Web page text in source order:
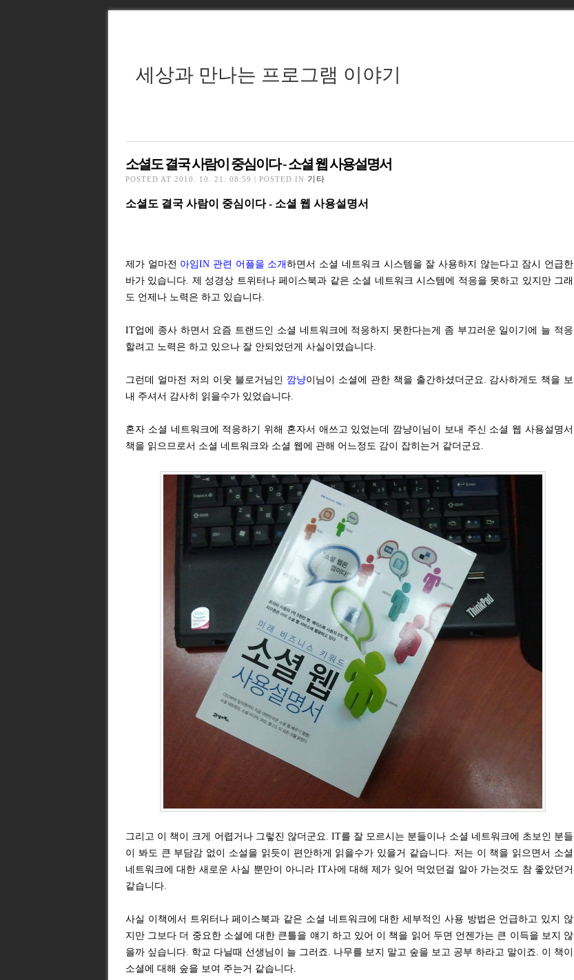
세상과 만나는 프로그램 이야기
소셜도 결국 사람이 중심이다 - 소셜 웹 사용설명서
POSTED AT 2010. 10. 21. 08:59 | POSTED IN 기타
소셜도 결국 사람이 중심이다 - 소셜 웹 사용설명서
제가 얼마전 아임IN 관련 어플을 소개하면서 소셜 네트워크 시스템을 잘 사용하지 않는다고 잠시 언급한
바가 있습니다. 제 성경상 트위터나 페이스북과 같은 소셜 네트워크 시스템에 적응을 못하고 있지만 그래
도 언제나 노력은 하고 있습니다.
IT업에 종사 하면서 요즘 트랜드인 소셜 네트워크에 적응하지 못한다는게 좀 부끄러운 일이기에 늘 적응
할려고 노력은 하고 있으나 잘 안되었던게 사실이였습니다.
그런데 얼마전 저의 이웃 블로거님인 깜냥이님이 소셜에 관한 책을 출간하셨더군요. 감사하게도 책을 보
내 주셔서 감사히 읽을수가 있었습니다.
혼자 소셜 네트워크에 적응하기 위해 혼자서 애쓰고 있었는데 깜냥이님이 보내 주신 소셜 웹 사용설명서
책을 읽으므로서 소셜 네트워크와 소셜 웹에 관해 어느정도 감이 잡히는거 같더군요.
그리고 이 책이 크게 어렵거나 그렇진 않더군요. IT를 잘 모르시는 분들이나 소셜 네트워크에 초보인 분들
이 봐도 큰 부담감 없이 소설을 읽듯이 편안하게 읽을수가 있을거 같습니다. 저는 이 책을 읽으면서 소셜
네트워크에 대한 새로운 사실 뿐만이 아니라 IT사에 대해 제가 잊어 먹었던걸 알아 가는것도 참 좋았던거
같습니다.
사실 이책에서 트위터나 페이스북과 같은 소셜 네트워크에 대한 세부적인 사용 방법은 언급하고 있지 않
지만 그보다 더 중요한 소셜에 대한 큰틀을 얘기 하고 있어 이 책을 읽어 두면 언젠가는 큰 이득을 보지 않
을까 싶습니다. 학교 다닐때 선생님이 늘 그러죠. 나무를 보지 말고 숲을 보고 공부 하라고 말이죠. 이 책이
소셜에 대해 숲을 보여 주는거 같습니다.